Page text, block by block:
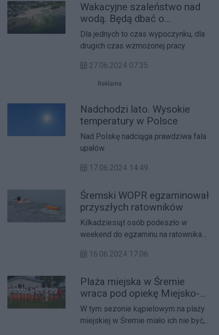
Wakacyjne szaleństwo nad
wodą. Będą dbać o
bezpieczeństwo
Dla jednych to czas wypoczynku, dla
drugich czas wzmożonej pracy.
27.06.2024 07:35
Reklama
Nadchodzi lato. Wysokie
temperatury w Polsce
Nad Polskę nadciąga prawdziwa fala
upałów.
17.06.2024 14:49
Śremski WOPR egzaminował
przyszłych ratowników
Kilkadziesiąt osób podeszło w
weekend do egzaminu na ratownika
największym zbiorniku wodnym w
16.06.2024 17:06
Plaża miejska w Śremie
wraca pod opiekę Miejsko-
Powiatowego WOPR w
Śremie
W tym sezonie kąpielowym na plaży
miejskiej w Śremie miało ich nie być,